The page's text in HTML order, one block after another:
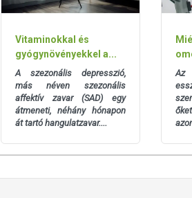
Vitaminokkal és
gyógynövényekkel a...
A szezonális depresszió,
más néven szezonális
affektív zavar (SAD) egy
átmeneti, néhány hónapon
át tartó hangulatzavar....
Az